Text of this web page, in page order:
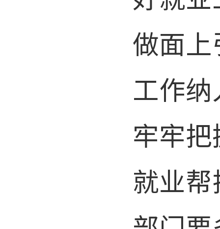
做面
工作
牢牢
就业